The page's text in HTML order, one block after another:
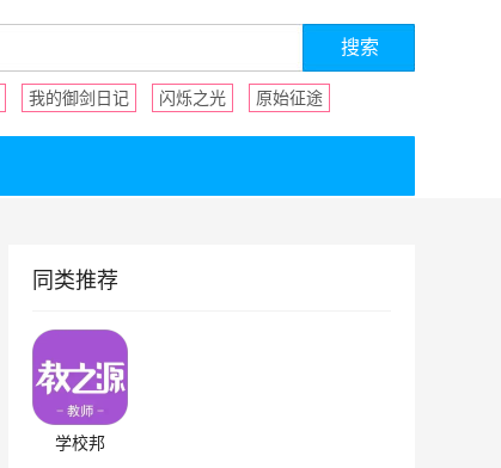
我的御剑日记 闪烁之光 原始征途
同类推荐
学校邦